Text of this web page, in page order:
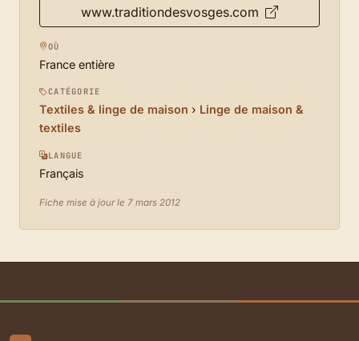
www.traditiondesvosges.com
OÙ
France entière
CATÉGORIE
Textiles & linge de maison › Linge de maison &
textiles
LANGUE
Français
Fiche mise à jour le 7 mars 2012